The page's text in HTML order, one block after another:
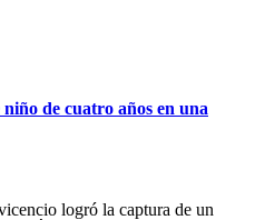
de cuatro años en una
logró la captura de un